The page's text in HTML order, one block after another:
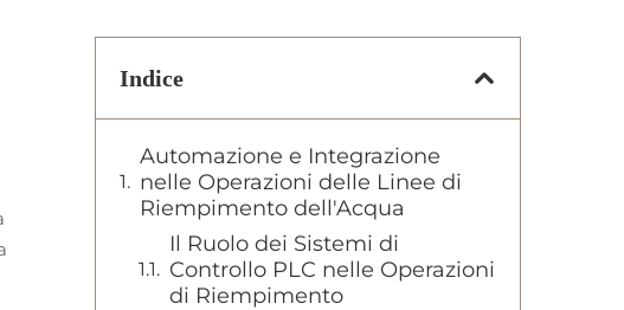
Indice
Automazione e Integrazione
nelle Operazioni delle Linee di
Riempimento dell'Acqua
Il Ruolo dei Sistemi di
Controllo PLC nelle Operazioni
di Riempimento